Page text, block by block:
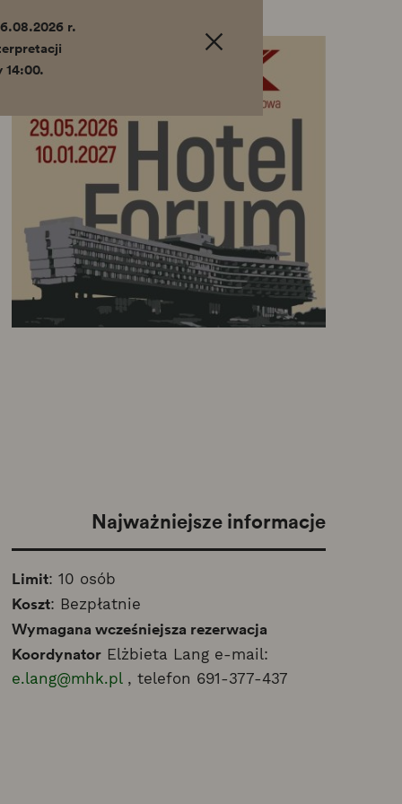
r.
14:00.
Najważniejsze informacje
Limit: 10 osób
Koszt: Bezpłatnie
Wymagana wcześniejsza rezerwacja
KoordynatorElżbieta Lang e-mail:
e.lang@mhk.pl, telefon 691-377-437